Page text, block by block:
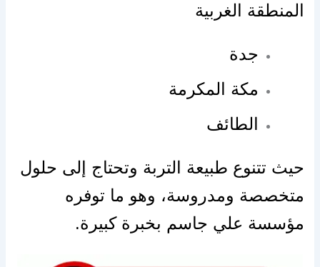
المنطقة الغربية
جدة
مكة المكرمة
الطائف
حيث تتنوع طبيعة التربة وتحتاج إلى حلول
متخصصة ومدروسة، وهو ما توفره
مؤسسة علي جاسم بخبرة كبيرة.